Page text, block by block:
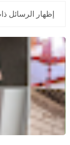
‏إظهار الرسائل